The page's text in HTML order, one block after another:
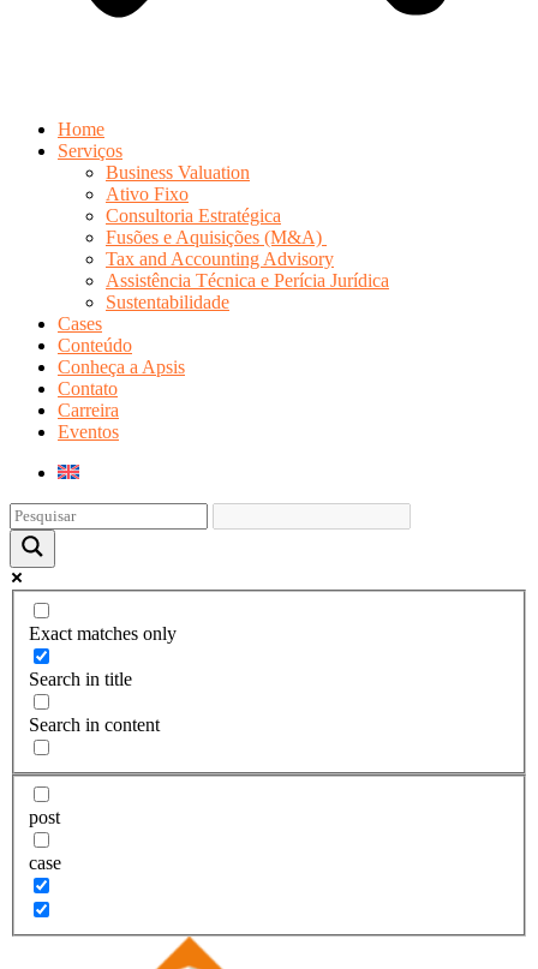
Home
Serviços
Business Valuation
Ativo Fixo
Consultoria Estratégica
Fusões e Aquisições (M&A)
Tax and Accounting Advisory
Assistência Técnica e Perícia Jurídica
Sustentabilidade
Cases
Conteúdo
Conheça a Apsis
Contato
Carreira
Eventos
Exact matches only
Search in title
Search in content
post
case